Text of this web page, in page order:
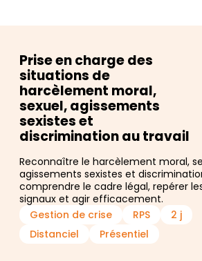
Prise en charge des
situations de
harcèlement moral,
sexuel, agissements
sexistes et
discrimination au travail
Reconnaître le harcèlement moral,
agissements sexistes et
comprendre le cadre légal, repérer
signaux et agir efficacement.
Gestion de crise
RPS
2 j
Distanciel
Présentiel